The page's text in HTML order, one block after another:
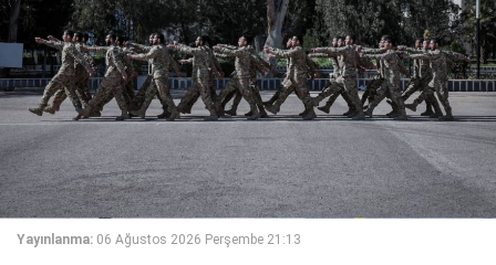
Yayınlanma: 06 Ağustos 2026 Perşembe 21:13